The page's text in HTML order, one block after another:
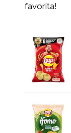
favorita!